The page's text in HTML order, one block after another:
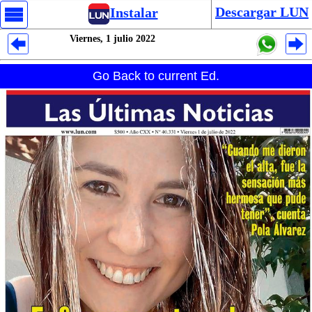
Instalar Descargar LUN
Viernes, 1 julio 2022
Go Back to current Ed.
Despliegues Analytics
Despliegues Totales
Despliegues por Rubros